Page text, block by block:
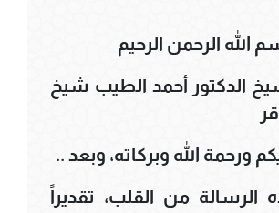
الله الرحمن الرحيم
الدكتور أحمد الطيب شيخ
ورحمة الله وبركاته، وبعد ..
من القلب، تقديراً